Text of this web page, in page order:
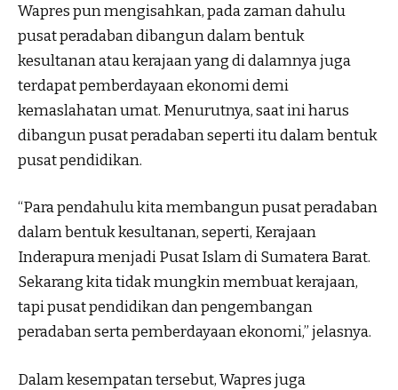
Wapres pun mengisahkan, pada zaman dahulu
pusat peradaban dibangun dalam bentuk
kesultanan atau kerajaan yang di dalamnya juga
terdapat pemberdayaan ekonomi demi
kemaslahatan umat. Menurutnya, saat ini harus
dibangun pusat peradaban seperti itu dalam bentuk
pusat pendidikan.
“Para pendahulu kita membangun pusat peradaban
dalam bentuk kesultanan, seperti, Kerajaan
Inderapura menjadi Pusat Islam di Sumatera Barat.
Sekarang kita tidak mungkin membuat kerajaan,
tapi pusat pendidikan dan pengembangan
peradaban serta pemberdayaan ekonomi,” jelasnya.
Dalam kesempatan tersebut, Wapres juga